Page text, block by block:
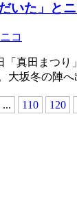
いた」と
真田まつ
大坂冬の陣
... 110 120